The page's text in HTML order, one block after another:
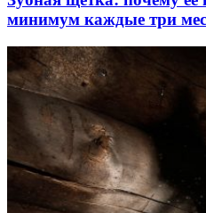
минимум каждые три